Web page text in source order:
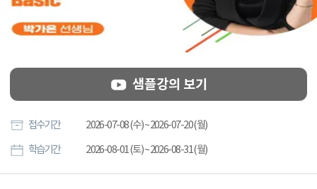
샘플강의 보기
접수기간 2026-07-08 (수) ~ 2026-07-20 (월)
학습기간 2026-08-01 (토) ~ 2026-08-31 (월)